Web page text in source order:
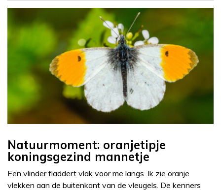
Natuurmoment: oranjetipje
koningsgezind mannetje
Een vlinder fladdert vlak voor me langs. Ik zie oranje
vlekken aan de buitenkant van de vleugels. De kenners